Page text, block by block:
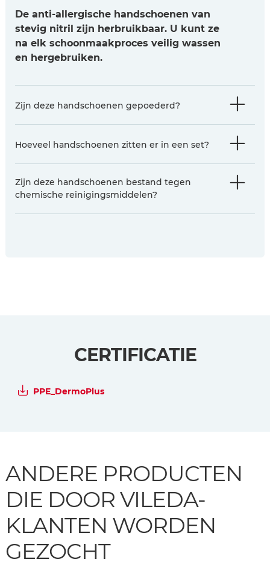
De anti-allergische handschoenen van
stevig nitril zijn herbruikbaar. U kunt ze
na elk schoonmaakproces veilig wassen
en hergebruiken.
Zijn deze handschoenen gepoederd?
Hoeveel handschoenen zitten er in een set?
Zijn deze handschoenen bestand tegen
chemische reinigingsmiddelen?
CERTIFICATIE
PPE_DermoPlus
ANDERE PRODUCTEN
DIE DOOR VILEDA-
KLANTEN WORDEN
GEZOCHT